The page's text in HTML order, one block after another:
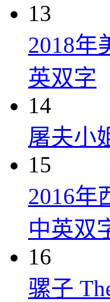
13
2018年
英双字
14
屠夫小
15
2016年
中英双
16
骡子